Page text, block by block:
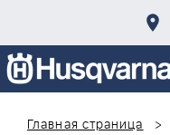
Главная страница